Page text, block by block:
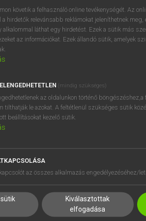
regisztrálok
SÚGÓ
RÓLUNK
SÜTI BEÁLLÍTÁSOK
követik a felhasználó online tevékenységét. Az
hirdetők relevánsabb reklámokat jeleníthetnek meg,
alkalommal láthat egy hirdetést. Ezek a sütik más
az információkat. Ezek állandó sütik, amelyek
(mindig szükséges)
az oldalunkon történő böngészéshez,a
tilthatják le azokat. A feltétlenül szükséges sütik
beállításokat kezelő sütik.
az összes alkalmazás engedélyezéséhez/
Kiválasztottak
elfogadása